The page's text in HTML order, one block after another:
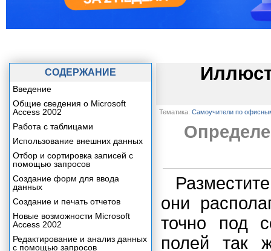
Тематика: Самоучители по
они
точно под
полей так
СОДЕРЖАНИЕ
Введение
Общие сведения о Microsoft
Access 2002
Работа с таблицами
Использование внешних данных
Отбор и сортировка записей с
помощью запросов
Создание форм для ввода
данных
Создание и печать отчетов
Новые возможности Microsoft
Access 2002
Редактирование и анализ данных
с помощью запросов